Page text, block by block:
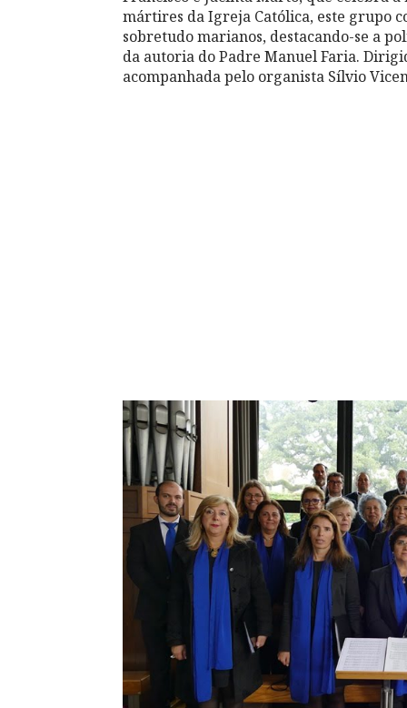
mártires da Igreja Católica, este grupo
sobretudo marianos, destacando-se a
da autoria do Padre Manuel Faria.
acompanhada pelo organista Sílvio